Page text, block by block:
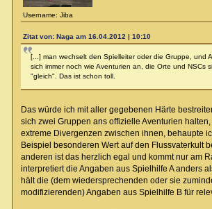
Username: Jiba
Zitat von: Naga am 16.04.2012 | 10:10
[...] man wechselt den Spielleiter oder die Gruppe, und
sich immer noch wie Aventurien an, die Orte und NSCs
"gleich". Das ist schon toll.
Das würde ich mit aller gegebenen Härte
sich zwei Gruppen ans offizielle Aventurien
extreme Divergenzen zwischen ihnen, behaupte
Beispiel besonderen Wert auf den Flussvaterkult
anderen ist das herzlich egal und kommt nur am
interpretiert die Angaben aus Spielhilfe A anders
hält die (dem wiedersprechenden oder sie
modifizierenden) Angaben aus Spielhilfe B für